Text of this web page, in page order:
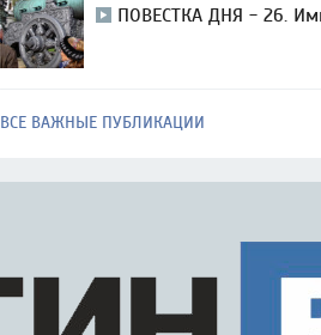
ПОВЕСТКА ДНЯ - 26.
ВСЕ ВАЖНЫЕ ПУБЛИКАЦИИ